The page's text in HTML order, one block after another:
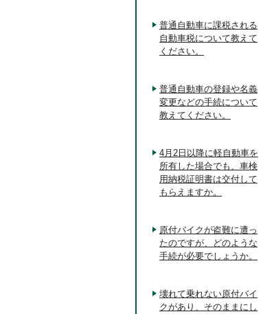
普通自動車に課税される
自動車税について教えて
ください。
普通自動車の登録や名義
変更などの手続について
教えてください。
4月2日以降に軽自動車を
所有した場合でも、車検
用納税証明書は交付して
もらえますか。
原付バイクが盗難に遭っ
たのですが、どのような
手続が必要でしょうか。
壊れて乗れない原付バイ
クがあり、そのままにし